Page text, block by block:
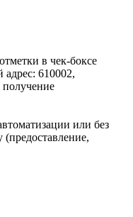
в чек-боксе
610002,
получение
или без
(предоставление,